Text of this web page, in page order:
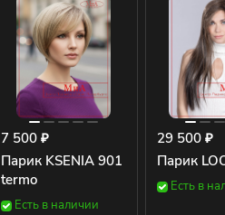
7 500 ₽
Парик KSENIA 901
termo
Есть в наличии
29 500 ₽
Парик
Есть в